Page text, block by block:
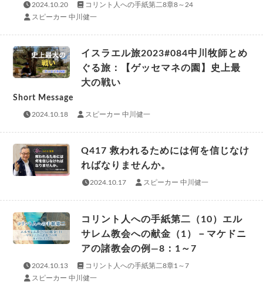
2024.10.20
コリント人への手紙第二8章8～24
スピーカー 中川健一
イスラエル旅2023#084中川牧師とめ
ぐる旅：【ゲッセマネの園】史上最
大の戦い
Short Message
2024.10.18 スピーカー 中川健一
Q417 救われるためには何を信じなけ
ればなりませんか。
2024.10.17 スピーカー 中川健一
コリント人への手紙第二（10）エル
サレム教会への献金（1）－マケドニ
アの諸教会の例―8：1～7
2024.10.13
コリント人への手紙第二8章1～7
スピーカー 中川健一